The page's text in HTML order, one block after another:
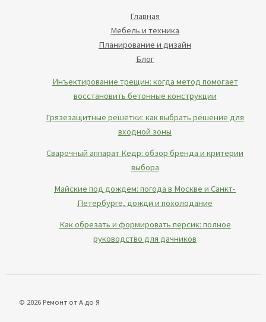
Главная
Мебель и техника
Планирование и дизайн
Блог
Инъектирование трещин: когда метод помогает
восстановить бетонные конструкции
Грязезащитные решетки: как выбрать решение для
входной зоны
Сварочный аппарат Кедр: обзор бренда и критерии
выбора
Майские под дождем: погода в Москве и Санкт-
Петербурге, дожди и похолодание
Как обрезать и формировать персик: полное
руководство для дачников
© 2026 Ремонт от А до Я